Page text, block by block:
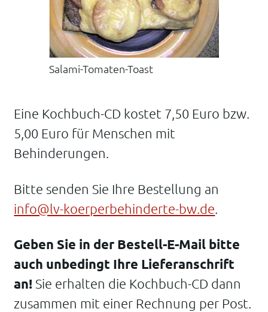
Salami-Tomaten-Toast
Eine Kochbuch-CD kostet 7,50 Euro bzw.
5,00 Euro für Menschen mit
Behinderungen.
Bitte senden Sie Ihre Bestellung an
info@lv-koerperbehinderte-bw.de
Geben Sie in der Bestell-E-Mail bitte
auch unbedingt Ihre Lieferanschrift
an! Sie erhalten die Kochbuch-CD dann
zusammen mit einer Rechnung per Post.